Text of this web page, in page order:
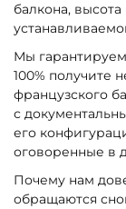
балкона,
Мы гарантируем
100% получите
французского
с
его
оговоренные в
Почему нам
обращаются